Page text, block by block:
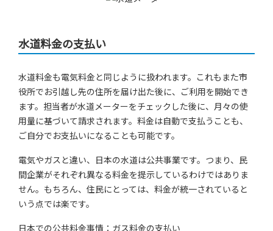
水道料金の支払い
水道料金も電気料金と同じように扱われます。これもまた市
役所でお引越し先の住所を届け出た後に、ご利用を開始でき
ます。担当者が水道メーターをチェックした後に、月々の使
用量に基づいて請求されます。料金は自動で支払うことも、
ご自分でお支払いになることも可能です。
電気やガスと違い、日本の水道は公共事業です。つまり、民
間企業がそれぞれ異なる料金を提示しているわけではありま
せん。もちろん、住民にとっては、料金が統一されていると
いう点では楽です。
日本での公共料金事情：ガス料金の支払い